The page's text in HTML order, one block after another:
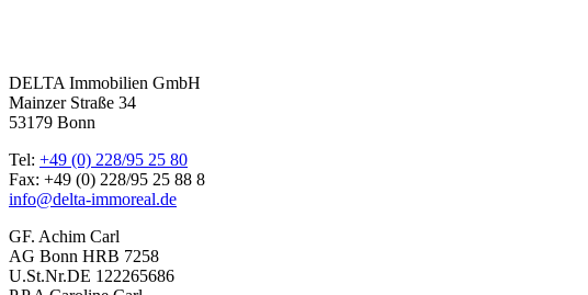
DELTA Immobilien GmbH
Mainzer Straße 34
53179 Bonn
Tel: +49 (0) 228/95 25 80
Fax: +49 (0) 228/95 25 88 8
info@delta-immoreal.de
GF. Achim Carl
AG Bonn HRB 7258
U.St.Nr.DE 122265686